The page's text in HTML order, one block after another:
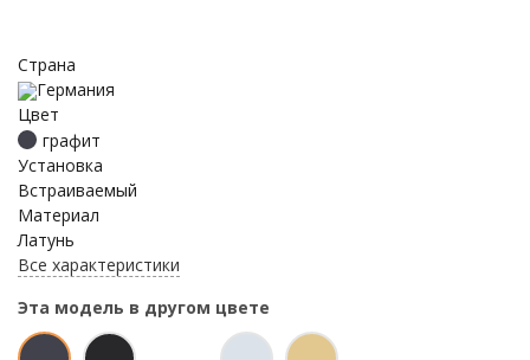
Страна
Германия
Цвет
графит
Установка
Встраиваемый
Материал
Латунь
Все характеристики
Эта модель в другом цвете